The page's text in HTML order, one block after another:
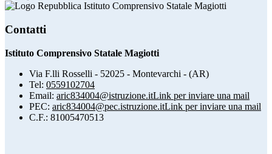
Istituto Comprensivo Statale Magiotti
Contatti
Istituto Comprensivo Statale Magiotti
Via F.lli Rosselli - 52025 - Montevarchi - (AR)
Tel: 0559102704
Email: aric834004@istruzione.itLink per inviare una mail
PEC: aric834004@pec.istruzione.itLink per inviare una mail
C.F.: 81005470513